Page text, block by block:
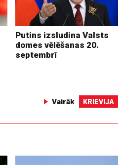
Putins izsludina Valsts
domes vēlēšanas 20.
septembrī
Vairāk KRIEVIJA